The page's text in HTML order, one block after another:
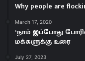
Why people are
March 17, 2020
‘நாம் இப்போது
மக்களுக்கு உரை
July 27, 2023